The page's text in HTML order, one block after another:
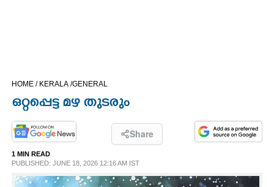
CINEMA
OPINION
PHOTOS
HOME / KERALA /GENERAL
ഒറ്റപ്പെട്ട മഴ തുടരും
Share
1 MIN READ
PUBLISHED: JUNE 18, 2026 12:16 AM IST